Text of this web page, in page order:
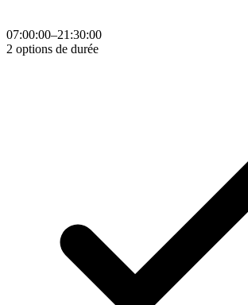
07:00:00–21:30:00
2 options de durée